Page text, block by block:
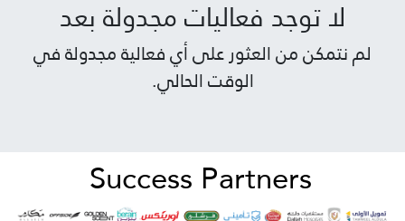
لا توجد فعاليات مجدولة بعد
لم نتمكن من العثور على أي فعالية مجدولة في
الوقت الحالي.
Success Partners